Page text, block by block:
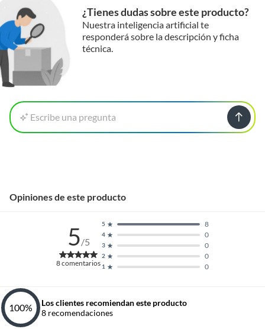
¿Tienes dudas sobre este producto?
Nuestra inteligencia artificial te
responderá sobre la descripción y ficha
técnica.
Escribe una pregunta
Opiniones de este producto
5/5
8comentarios 1 0
2 0
3 0
4 0
5 8
100%
Los clientes recomiendan este producto
8 recomendaciones